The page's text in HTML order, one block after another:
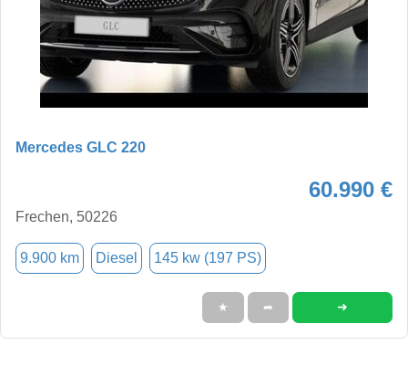
Mercedes GLC 220
60.990 €
Frechen, 50226
9.900 km Diesel 145 kw (197 PS)
★ ➦ ➜